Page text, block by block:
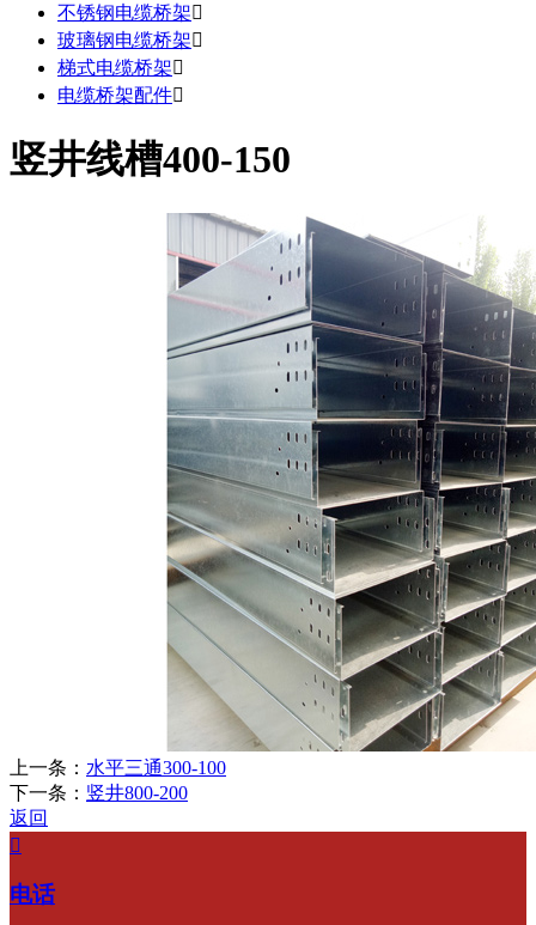
不锈钢电缆桥架
玻璃钢电缆桥架
梯式电缆桥架
电缆桥架配件
竖井线槽400-150
上一条： 水平三通300-100
下一条： 竖井800-200
返回

电话